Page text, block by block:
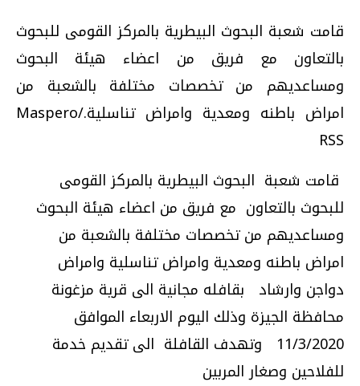
قامت شعبة البحوث البيطرية بالمركز القومى للبحوث
بالتعاون مع فريق من اعضاء هيئة البحوث
ومساعديهم من تخصصات مختلفة بالشعبة من
امراض باطنه ومعدية وامراض تناسلية./Maspero
RSS
قامت شعبة البحوث البيطرية بالمركز القومى
للبحوث بالتعاون مع فريق من اعضاء هيئة البحوث
ومساعديهم من تخصصات مختلفة بالشعبة من
امراض باطنه ومعدية وامراض تناسلية وامراض
دواجن وارشاد بقافله مجانية الى قرية مزغونة
محافظة الجيزة وذلك اليوم الاربعاء الموافق
11/3/2020 وتهدف القافلة الى تقديم خدمة
للفلاحين وصغار المربين